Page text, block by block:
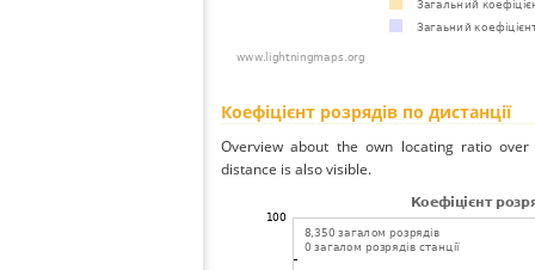
Коефіцієнт розрядів по дистанції
Overview about the own locating ratio
distance is also visible.